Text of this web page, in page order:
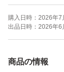
カナデル オー
外品）
購入日時： 2026年7
出品日時： 2026年6
商品の情報